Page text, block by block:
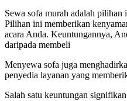
Sewa sofa murah adalah pilihan
Pilihan ini memberikan
acara Anda. Keuntungannya,
daripada membeli
Menyewa sofa juga
penyedia layanan yang
Salah satu keuntungan